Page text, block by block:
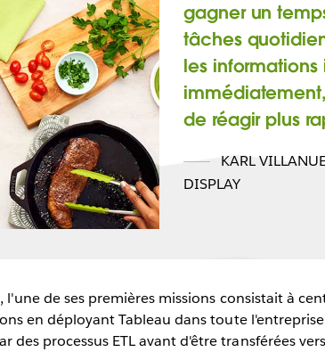
gagner un
tâches
les
de réagir plus
KARL
DISPLAY
de ses premières missions consistait à
en déployant Tableau dans toute
des processus ETL avant d'être transférées